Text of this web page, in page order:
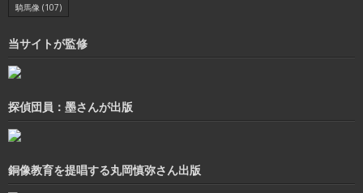
騎馬像 (107)
当サイトが監修
探偵団員：墨さんが出版
銅像教育を提唱する丸岡慎弥さん出版